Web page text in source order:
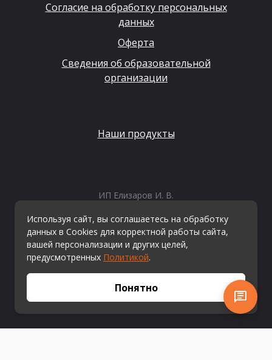
Согласие на обработку персональных
данных
Оферта
Сведения об образовательной
организации
Наши продукты
ИП Елизаров И. В.
ОГРНИП: 315665800057162
Эл. почта:info@kvestiks.ru
© Квестикс, 2026
Используя сайт, вы соглашаетесь на обработку
данных в Cookies для корректной работы сайта,
вашей персонализации и других целей,
предусмотренных Политикой.
Понятно